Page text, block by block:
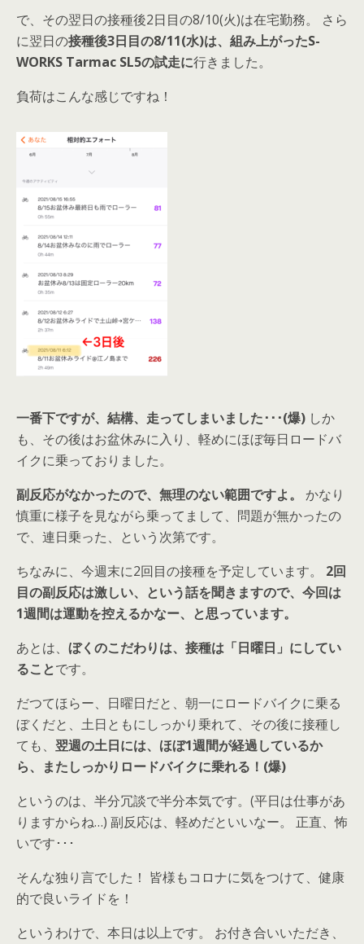
で、その翌日の接種後2日目の8/10(火)は在宅勤務。 さら
に翌日の接種後3日目の8/11(水)は、組み上がったS-
WORKS Tarmac SL5の試走に行きました。
負荷はこんな感じですね！
一番下ですが、結構、走ってしまいました･･･(爆) しか
も、その後はお盆休みに入り、軽めにほぼ毎日ロードバ
イクに乗っておりました。
副反応がなかったので、無理のない範囲ですよ。
かなり
慎重に様子を見ながら乗ってまして、問題が無かったの
で、連日乗った、という次第です。
ちなみに、今週末に2回目の接種を予定しています。 2回
目の副反応は激しい、という話を聞きますので、今回は
1週間は運動を控えるかなー、と思っています。
あとは、 ぼくのこだわりは、接種は「日曜日」にしてい
ることです。
だつてほらー、日曜日だと、朝一にロードバイクに乗る
ぼくだと、土日ともにしっかり乗れて、その後に接種し
ても、 翌週の土日には、ほぼ1週間が経過しているか
ら、またしっかりロードバイクに乗れる！(爆)
というのは、半分冗談で半分本気です。(平日は仕事があ
りますからね…) 副反応は、軽めだといいなー。 正直、怖
いです･･･
そんな独り言でした！ 皆様もコロナに気をつけて、健康
的で良いライドを！
というわけで、本日は以上です。 お付き合いいただき、